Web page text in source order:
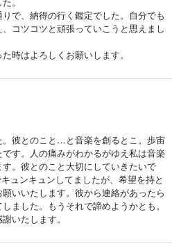
で、納得の行く鑑定でした。自分でも
コツコツと頑張っていこうと思えまし
時はよろしくお願いします。
彼とのこと…と音楽を創るとこ。歩宙
す。人の痛みがわかるがゆえ私は音楽
。彼とのこと大切にしていきたいで
ュンキュンしてましたが、希望を持と
いいたします。彼から連絡があったら
ました。もうそれで諦めようかとも。
いたします。